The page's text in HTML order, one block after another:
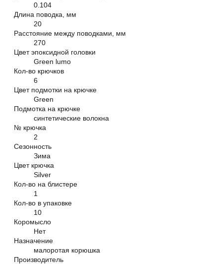
0.104
Длина поводка, мм
20
Расстояние между поводками, мм
270
Цвет эпоксидной головки
Green lumo
Кол-во крючков
6
Цвет подмотки на крючке
Green
Подмотка на крючке
синтетические волокна
№ крючка
2
Сезонность
Зима
Цвет крючка
Silver
Кол-во на блистере
1
Кол-во в упаковке
10
Коромысло
Нет
Назначение
малоротая корюшка
Производитель